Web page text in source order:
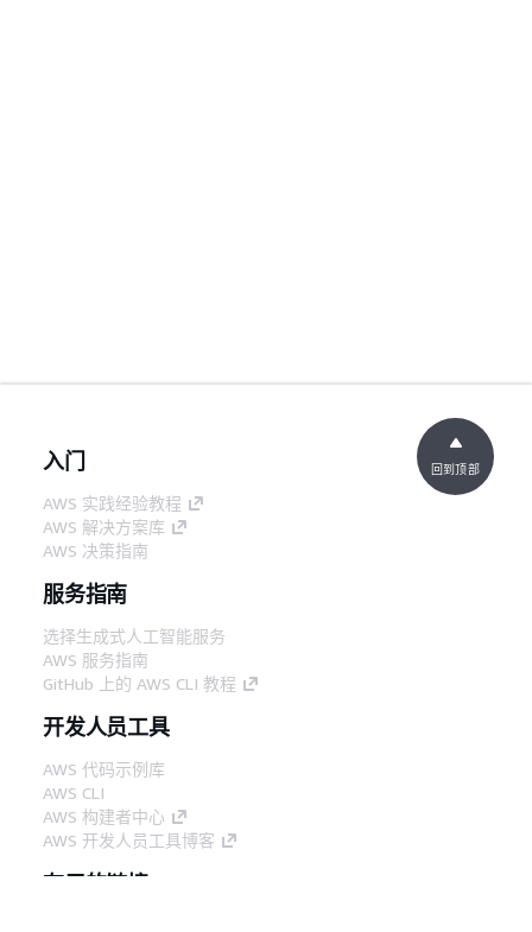
入门
AWS 实践经验教程
AWS 解决方案库
AWS 决策指南
服务指南
选择生成式人工智能服务
AWS 服务指南
GitHub 上的 AWS CLI 教程
开发人员工具
AWS 代码示例库
AWS CLI
AWS 构建者中心
AWS 开发人员工具博客
有用的链接
回到顶部